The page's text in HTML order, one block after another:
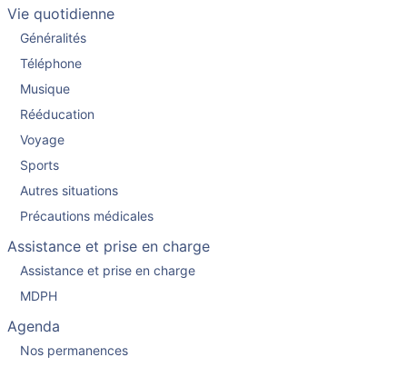
Vie quotidienne
Généralités
Téléphone
Musique
Rééducation
Voyage
Sports
Autres situations
Précautions médicales
Assistance et prise en charge
Assistance et prise en charge
MDPH
Agenda
Nos permanences